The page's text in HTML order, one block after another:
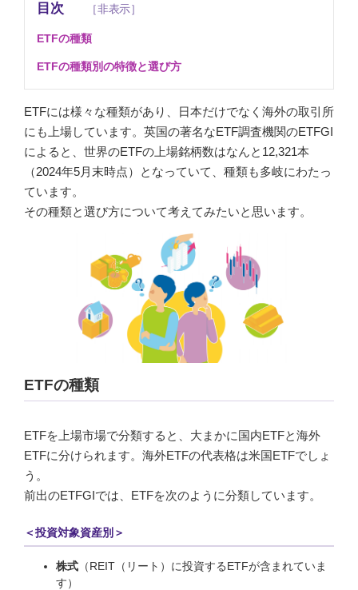
目次
ETFの種類
ETFの種類別の特徴と選び方
ETFには様々な種類があり、日本だけでなく海外の取引所
にも上場しています。英国の著名なETF調査機関のETFGI
によると、世界のETFの上場銘柄数はなんと12,321本
（2024年5月末時点）となっていて、種類も多岐にわたっ
ています。
その種類と選び方について考えてみたいと思います。
ETFの種類
ETFを上場市場で分類すると、大まかに国内ETFと海外
ETFに分けられます。海外ETFの代表格は米国ETFでしょ
う。
前出のETFGIでは、ETFを次のように分類しています。
＜投資対象資産別＞
株式 （REIT（リート）に投資するETFが含まれていま
す）